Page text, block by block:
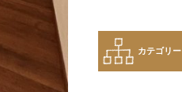
カテゴリー
工務店｜楽屋（がくや）
アクセス 会社概要